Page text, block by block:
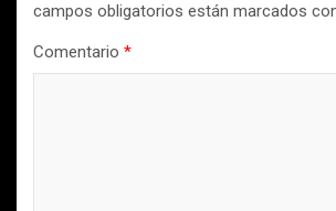
campos obligatorios están marcados
Comentario *